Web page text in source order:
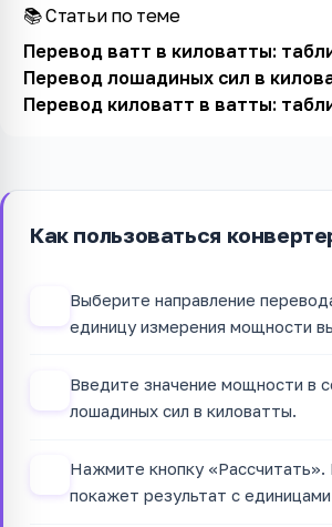
📚 Статьи по теме
Перевод ватт в киловатты:
Перевод лошадиных сил в
Перевод киловатт в ватты:
Как пользоваться
Выберите направление
единицу измерения мощности
Введите значение мощности в
лошадиных сил в киловатты.
Нажмите кнопку
покажет результат с